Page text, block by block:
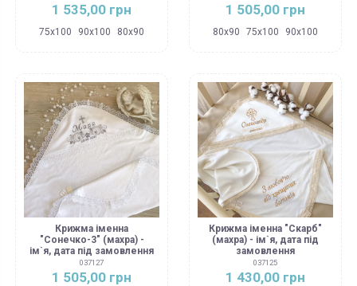
1 535,00 грн
75х100 90х100 80х90
1 505,00 грн
80х90 75х100 90х100
Крижма іменна
"Сонечко-3" (махра) -
ім`я, дата під замовлення
037127
1 505,00 грн
Крижма іменна "Скарб"
(махра) - ім`я, дата під
замовлення
037125
1 430,00 грн